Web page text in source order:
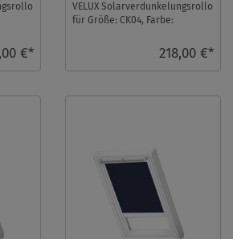
€*
VELUX Solarverdunkelungsrollo
für Größe: CK04, Farbe:
218,00 €*